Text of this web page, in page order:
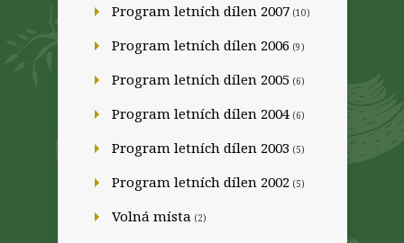
Program letních dílen 2007 (10)
Program letních dílen 2006 (9)
Program letních dílen 2005 (6)
Program letních dílen 2004 (6)
Program letních dílen 2003 (5)
Program letních dílen 2002 (5)
Volná místa (2)